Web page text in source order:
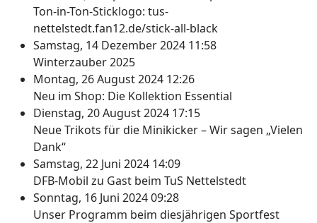
Ton-in-Ton-Sticklogo: tus-
nettelstedt.fan12.de/stick-all-black
Samstag, 14 Dezember 2024 11:58
Winterzauber 2025
Montag, 26 August 2024 12:26
Neu im Shop: Die Kollektion Essential
Dienstag, 20 August 2024 17:15
Neue Trikots für die Minikicker – Wir sagen „Vielen
Dank“
Samstag, 22 Juni 2024 14:09
DFB-Mobil zu Gast beim TuS Nettelstedt
Sonntag, 16 Juni 2024 09:28
Unser Programm beim diesjährigen Sportfest